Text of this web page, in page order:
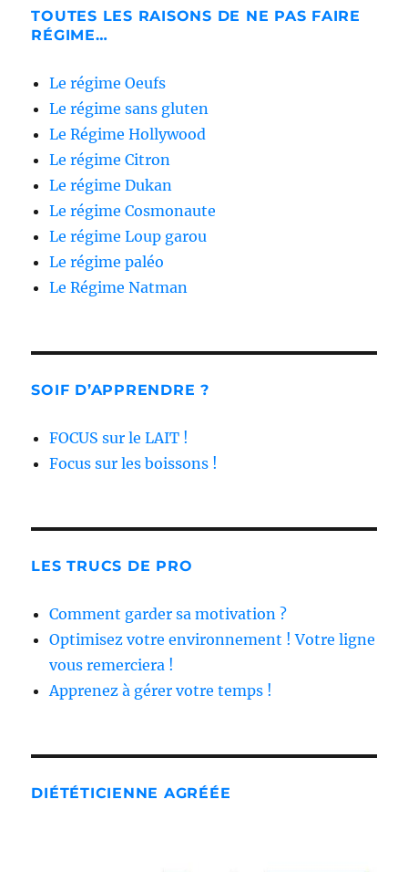
TOUTES LES RAISONS DE NE PAS FAIRE
RÉGIME…
Le régime Oeufs
Le régime sans gluten
Le Régime Hollywood
Le régime Citron
Le régime Dukan
Le régime Cosmonaute
Le régime Loup garou
Le régime paléo
Le Régime Natman
SOIF D’APPRENDRE ?
FOCUS sur le LAIT !
Focus sur les boissons !
LES TRUCS DE PRO
Comment garder sa motivation ?
Optimisez votre environnement ! Votre ligne
vous remerciera !
Apprenez à gérer votre temps !
DIÉTÉTICIENNE AGRÉÉE